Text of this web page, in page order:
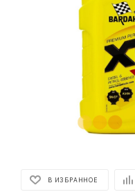
В ИЗБРАННОЕ